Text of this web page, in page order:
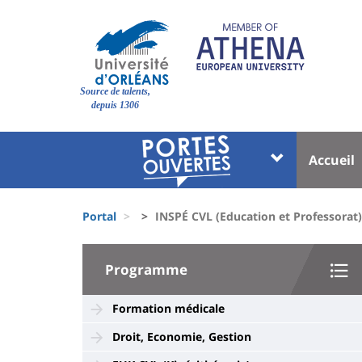
Site
Source de talents,
depuis 1306
Université
Block
liste
des
composantes
Menu
Accueil
d'Ariane
Portal INSPÉ CVL (Education et Professorat)
University
Sidebar
Programme
Formation médicale
Droit, Economie, Gestion